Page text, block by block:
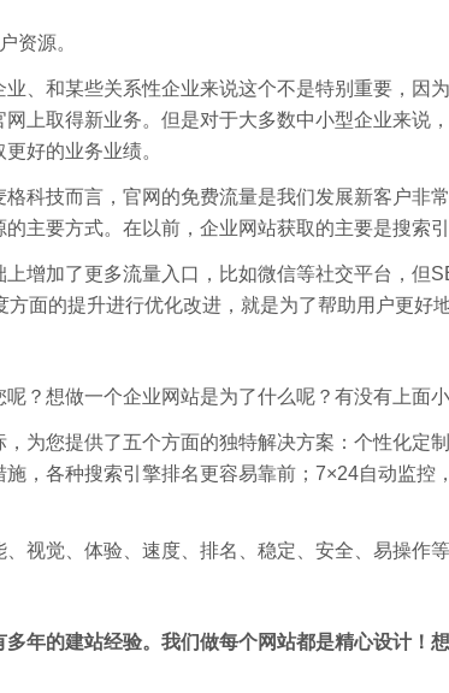
资源。
业、和某些关系性企业来说这个不是特别重要，因
网上取得新业务。但是对于大多数中小型企业来说
好的业务业绩。
格科技而言，官网的免费流量是我们发展新客户非
主要方式。在以前，企业网站获取的主要是搜索
上增加了更多流量入口，比如微信等社交平台，但
方面的提升进行优化改进，就是为了帮助用户更好
？想做一个企业网站是为了什么呢？有没有上面
，为您提供了五个方面的独特解决方案：个性化定
施，各种搜索引擎排名更容易靠前；7×24自动监
视觉、体验、速度、排名、稳定、安全、易操作
多年的建站经验。我们做每个网站都是精心设计！